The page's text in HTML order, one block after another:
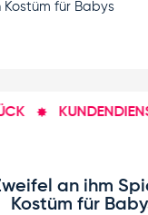
Kostüm für Babys
an ihm
Kostüm für